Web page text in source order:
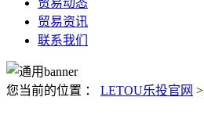
贸易动态
贸易资讯
联系我们
您当前的位置 ： LETOU乐投官网 >